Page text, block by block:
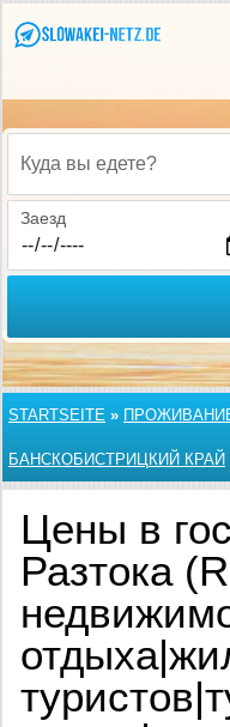
Куда вы едете?
Заезд
STARTSEITE »
БАНСКОБИСТРИЦКИЙ КРАЙ
Цены в
Разтока